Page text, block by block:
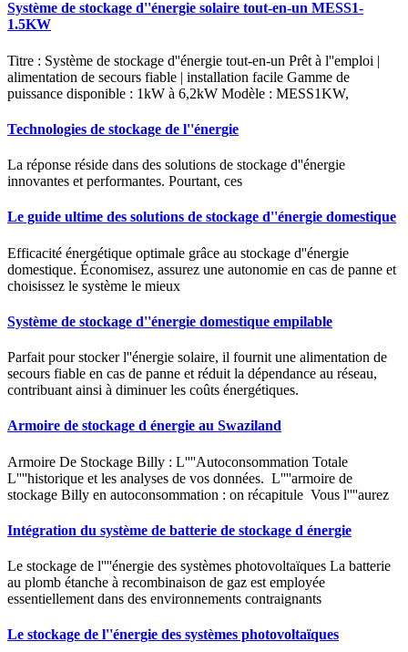
Système de stockage d''énergie solaire tout-en-un MESS1-
1.5KW
Titre : Système de stockage d''énergie tout-en-un Prêt à l''emploi |
alimentation de secours fiable | installation facile Gamme de
puissance disponible : 1kW à 6,2kW Modèle : MESS1KW,
Technologies de stockage de l''énergie
La réponse réside dans des solutions de stockage d''énergie
innovantes et performantes. Pourtant, ces
Le guide ultime des solutions de stockage d''énergie domestique
Efficacité énergétique optimale grâce au stockage d''énergie
domestique. Économisez, assurez une autonomie en cas de panne et
choisissez le système le mieux
Système de stockage d''énergie domestique empilable
Parfait pour stocker l''énergie solaire, il fournit une alimentation de
secours fiable en cas de panne et réduit la dépendance au réseau,
contribuant ainsi à diminuer les coûts énergétiques.
Armoire de stockage d énergie au Swaziland
Armoire De Stockage Billy : L''''Autoconsommation Totale
L''''historique et les analyses de vos données. ‍ L''''armoire de
stockage Billy en autoconsommation : on récapitule ‍ Vous l''''aurez
Intégration du système de batterie de stockage d énergie
Le stockage de l''''énergie des systèmes photovoltaïques La batterie
au plomb étanche à recombinaison de gaz est employée
essentiellement dans des environnements contraignants
Le stockage de l''énergie des systèmes photovoltaïques